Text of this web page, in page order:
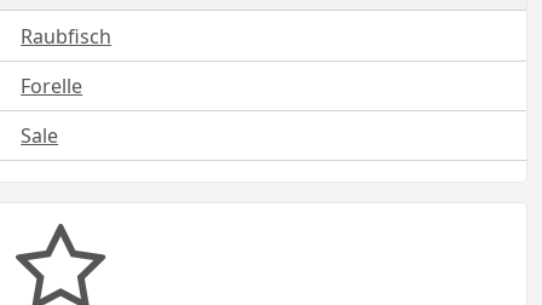
Raubfisch
Forelle
Sale